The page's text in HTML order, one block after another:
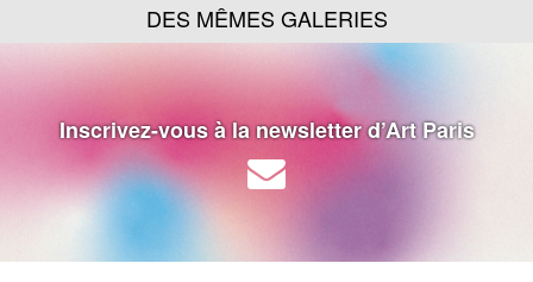
DES MÊMES GALERIES
Inscrivez-vous à la newsletter d’Art Paris